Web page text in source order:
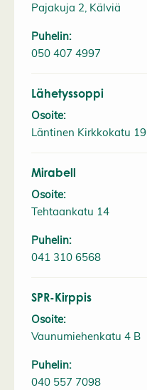
Pajakuja 2, Kälviä
Puhelin:
050 407 4997
Lähetyssoppi
Osoite:
Läntinen Kirkkokatu 19
Mirabell
Osoite:
Tehtaankatu 14
Puhelin:
041 310 6568
SPR-Kirppis
Osoite:
Vaunumiehenkatu 4 B
Puhelin:
040 557 7098